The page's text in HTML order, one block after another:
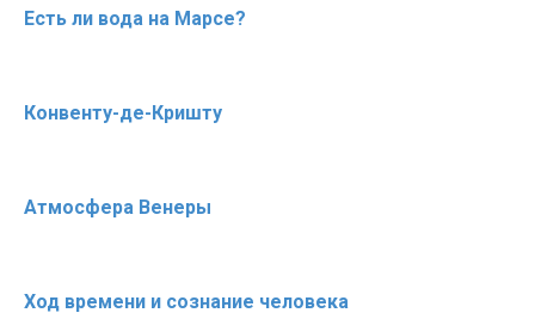
Есть ли вода на Марсе?
Конвенту-де-Кришту
Атмосфера Венеры
Ход времени и сознание человека